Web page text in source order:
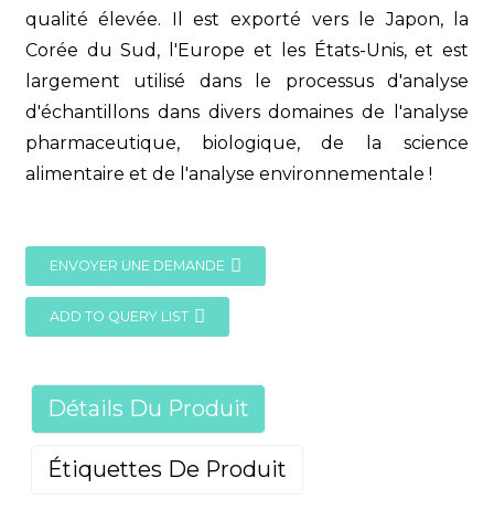
qualité élevée. Il est exporté vers le Japon, la
Corée du Sud, l'Europe et les États-Unis, et est
largement utilisé dans le processus d'analyse
d'échantillons dans divers domaines de l'analyse
pharmaceutique, biologique, de la science
alimentaire et de l'analyse environnementale !
ENVOYER UNE DEMANDE
ADD TO QUERY LIST
Détails Du Produit
Étiquettes De Produit